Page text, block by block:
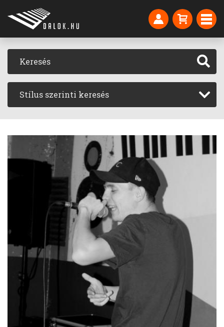
Stílus szerinti keresés